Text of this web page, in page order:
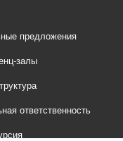
предложения
залы
ответственность